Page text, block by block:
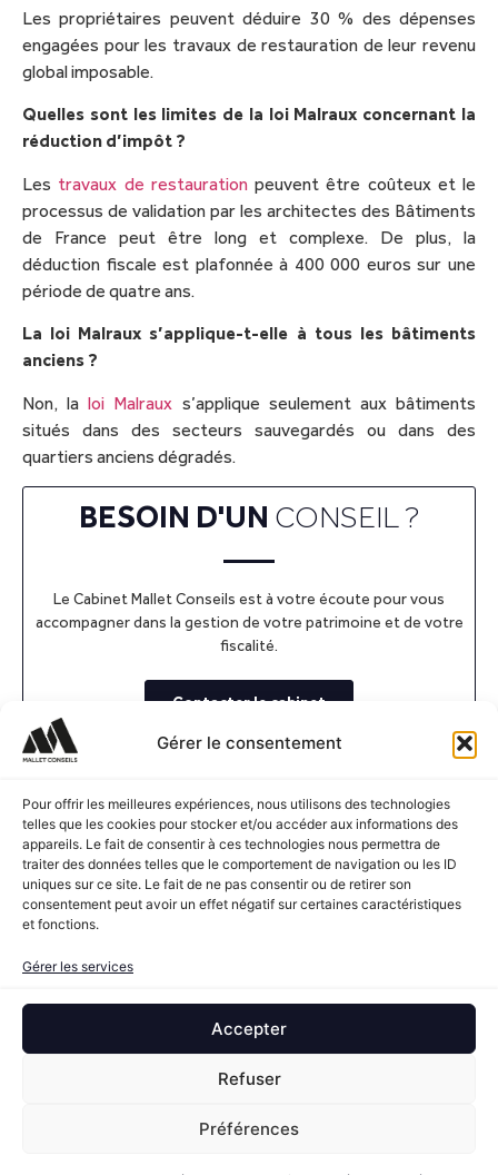
Gérer le consentement
Pour offrir les meilleures expériences, nous utilisons des technologies
telles que les cookies pour stocker et/ou accéder aux informations des
appareils. Le fait de consentir à ces technologies nous permettra de
traiter des données telles que le comportement de navigation ou les ID
uniques sur ce site. Le fait de ne pas consentir ou de retirer son
consentement peut avoir un effet négatif sur certaines caractéristiques
et fonctions.
Gérer les services
Accepter
Refuser
Préférences
Les propriétaires peuvent déduire 30 % des dépenses
engagées pour les travaux de restauration de leur revenu
global imposable.
Quelles sont les limites de la loi Malraux concernant la
réduction d’impôt ?
Les travaux de restaurationpeuvent être coûteux et le
processus de validation par les architectes des Bâtiments
de France peut être long et complexe. De plus, la
déduction fiscale est plafonnée à 400 000 euros sur une
période de quatre ans.
La loi Malraux s’applique-t-elle à tous les bâtiments
anciens ?
Non, laloi Malraux s’applique seulement aux bâtiments
situés dans des secteurs sauvegardés ou dans des
quartiers anciens dégradés.
BESOIN D'UN CONSEIL ?
Le Cabinet Mallet Conseils est à votre écoute pour vous
accompagner dans la gestion de votre patrimoine et de votre
fiscalité.
Contacter le cabinet
rester alerté sur les thématiques fiscales.